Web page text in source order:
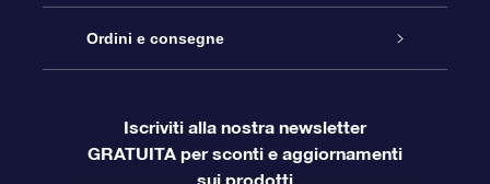
Blog
OSR Recensioni
Pacchetto regalo OSR
Gift Card OSR
Registro stellare
Star Page personalizzata
Ordini e consegne
Informazioni di Pagamento
Iscriviti alla nostra newsletter
GRATUITA per sconti e aggiornamenti
sui prodotti